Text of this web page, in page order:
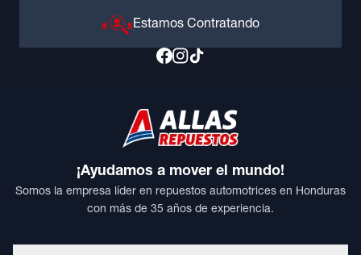
Estamos Contratando
¡Ayudamos a mover el mundo!
Somos la empresa líder en repuestos automotrices en Honduras
con más de 35 años de experiencia.